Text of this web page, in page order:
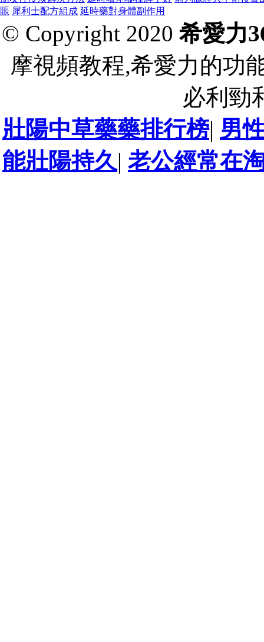
賬 犀利士配方組成 延時藥對身體副作用
© Copyright 2020 希愛力
摩視頻教程,希愛力的功
必利勁
壯陽中草藥藥排行榜| 男
能壯陽持久| 老公經常在